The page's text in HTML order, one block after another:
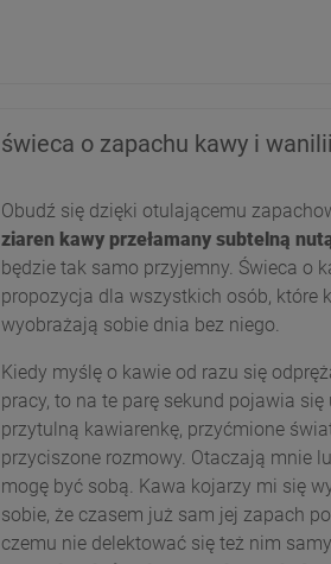
świeca o zapachu kawy i
Obudź się dzięki otulającemu
ziaren kawy przełamany subtelną
będzie tak samo przyjemny. Świeca o
propozycja dla wszystkich osób, które
wyobrażają sobie dnia bez niego.
Kiedy myślę o kawie od razu się
pracy, to na te parę sekund pojawia się
przytulną kawiarenkę, przyćmione
przyciszone rozmowy. Otaczają mnie
mogę być sobą. Kawa kojarzy mi się
sobie, że czasem już sam jej zapach
czemu nie delektować się też nim